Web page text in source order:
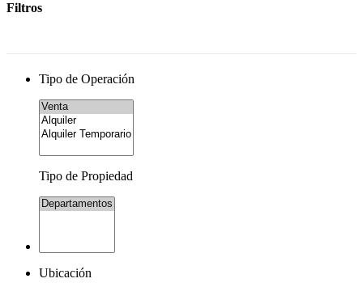
Filtros
Tipo de Operación
Tipo de Propiedad
Ubicación